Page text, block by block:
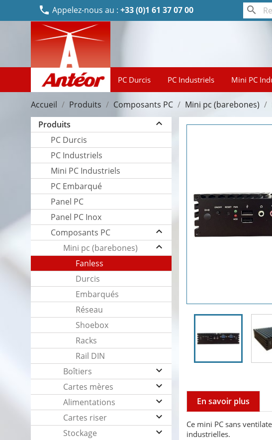
phone Appelez-nous au : +33 (0)1 61 37 07 00 search
PC Durcis PC Industriels Mini PC
Accueil Produits Composants PC Mini pc (barebones)
Produits
keyboard_arrow_up
PC Durcis
PC Industriels
Mini PC Industriels
PC Embarqué
Panel PC
Panel PC Inox
Composants PC
keyboard_arrow_up
Mini pc (barebones) keyboard_arrow_up
Fanless
Durcis
Embarqués
Réseau
Shoebox
Racks
Rail DIN
Boîtiers
keyboard_arrow_down
Cartes mères keyboard_arrow_down
Alimentations keyboard_arrow_down
Cartes riser keyboard_arrow_down
Stockage keyboard_arrow_down
En savoir plus
Ce mini PC sans
industrielles.